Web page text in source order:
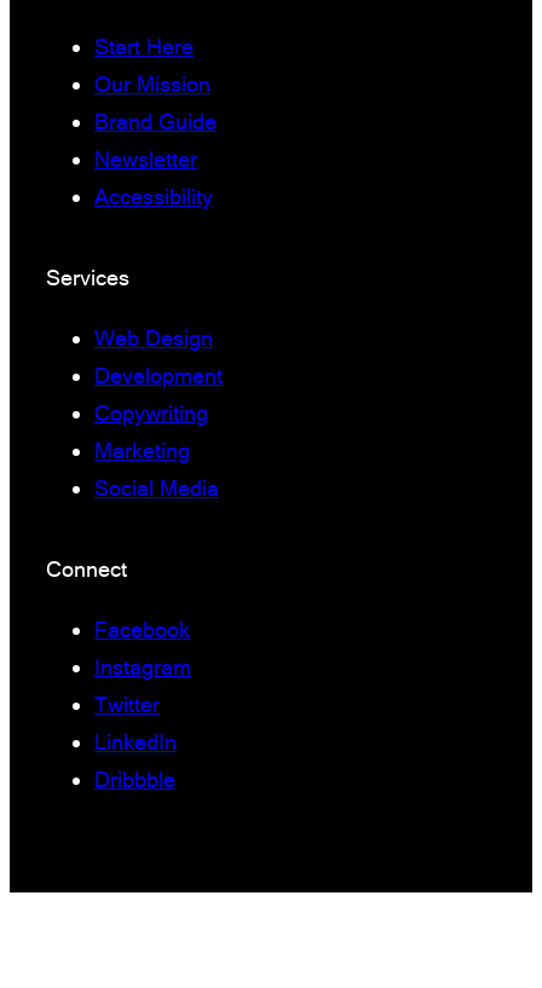
Start Here
Our Mission
Brand Guide
Newsletter
Accessibility
Services
Web Design
Development
Copywriting
Marketing
Social Media
Connect
Facebook
Instagram
Twitter
LinkedIn
Dribbble